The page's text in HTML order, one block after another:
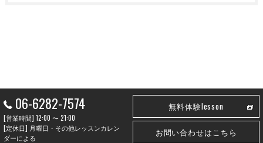
06-6282-7574
[営業時間] 12:00 〜 21:00
[定休日] 月曜日・その他レッスンカレン
ダーによる
無料体験lesson
お問い合わせはこちら